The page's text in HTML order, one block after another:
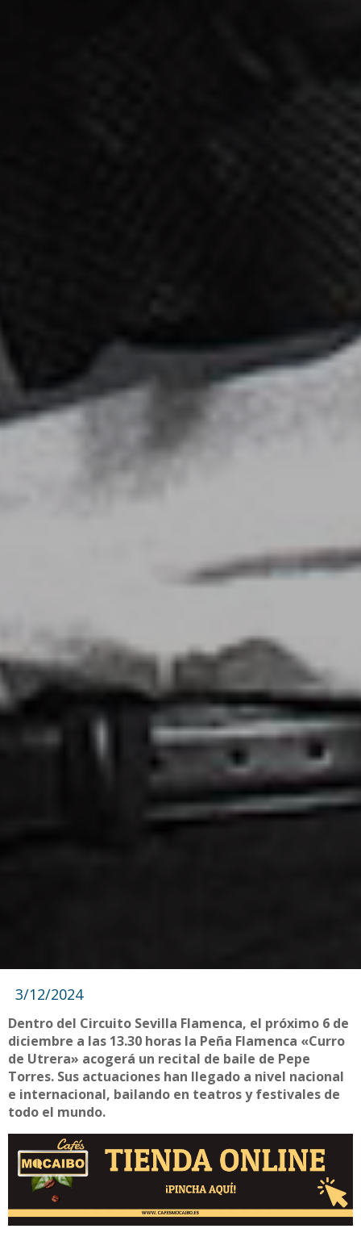
3/12/2024
Dentro del Circuito Sevilla Flamenca, el próximo 6 de
diciembre a las 13.30 horas la Peña Flamenca «Curro
de Utrera» acogerá un recital de baile de Pepe
Torres. Sus actuaciones han llegado a nivel nacional
e internacional, bailando en teatros y festivales de
todo el mundo.